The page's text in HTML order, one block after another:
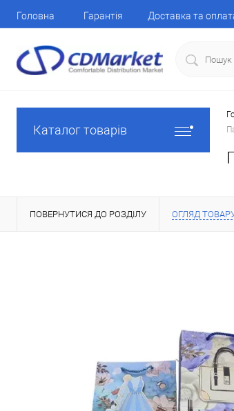
Головна Гарантія Доставка та
Каталог товарів
ПОВЕРНУТИСЯ ДО РОЗДІЛУ ОГЛЯД